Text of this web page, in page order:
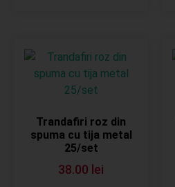
Trandafiri roz din
spuma cu tija metal
25/set
38.00 lei